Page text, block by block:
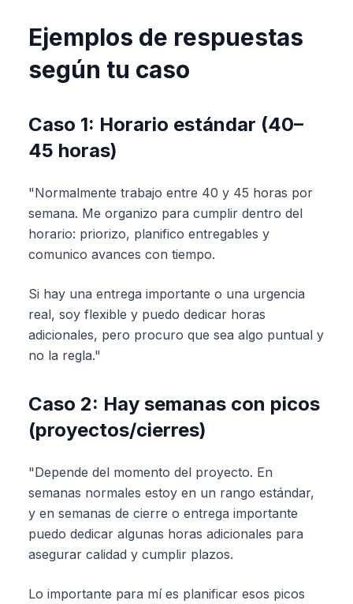
Ejemplos de respuestas
según tu caso
Caso 1: Horario estándar (40–
45 horas)
"Normalmente trabajo entre 40 y 45 horas por
semana. Me organizo para cumplir dentro del
horario: priorizo, planifico entregables y
comunico avances con tiempo.
Si hay una entrega importante o una urgencia
real, soy flexible y puedo dedicar horas
adicionales, pero procuro que sea algo puntual y
no la regla."
Caso 2: Hay semanas con picos
(proyectos/cierres)
"Depende del momento del proyecto. En
semanas normales estoy en un rango estándar,
y en semanas de cierre o entrega importante
puedo dedicar algunas horas adicionales para
asegurar calidad y cumplir plazos.
Lo importante para mí es planificar esos picos